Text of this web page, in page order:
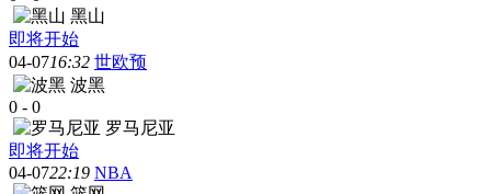
黑山
即将开始
04-0716:32 世欧预
波黑
0 - 0
罗马尼亚
即将开始
04-0722:19 NBA